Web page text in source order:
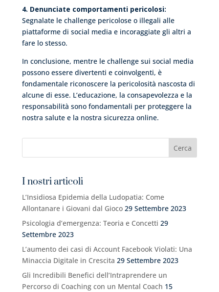
4. Denunciate comportamenti pericolosi:
Segnalate le challenge pericolose o illegali alle
piattaforme di social media e incoraggiate gli altri a
fare lo stesso.
In conclusione, mentre le challenge sui social media
possono essere divertenti e coinvolgenti, è
fondamentale riconoscere la pericolosità nascosta di
alcune di esse. L’educazione, la consapevolezza e la
responsabilità sono fondamentali per proteggere la
nostra salute e la nostra sicurezza online.
I nostri articoli
L’Insidiosa Epidemia della Ludopatia: Come
Allontanare i Giovani dal Gioco 29 Settembre 2023
Psicologia d’emergenza: Teoria e Concetti 29
Settembre 2023
L’aumento dei casi di Account Facebook Violati: Una
Minaccia Digitale in Crescita 29 Settembre 2023
Gli Incredibili Benefici dell’Intraprendere un
Percorso di Coaching con un Mental Coach 15